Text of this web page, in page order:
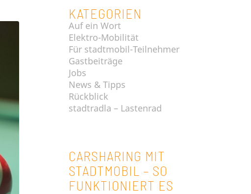
KATEGORIEN
Auf ein Wort
Elektro-Mobilität
Für stadtmobil-Teilnehmer
Gastbeiträge
Jobs
News & Tipps
Rückblick
stadtradla – Lastenrad
CARSHARING MIT
STADTMOBIL – SO
FUNKTIONIERT ES